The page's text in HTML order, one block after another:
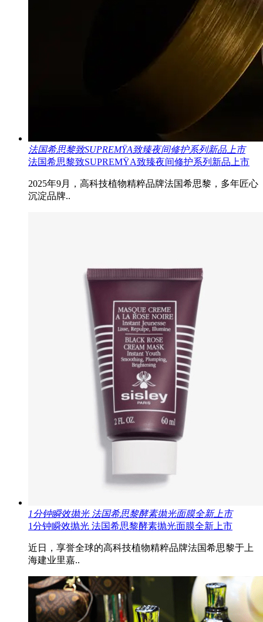
法国希思黎致SUPREMŸA致臻夜间修护系列新品上市
法国希思黎致SUPREMŸA致臻夜间修护系列新品上市
2025年9月，高科技植物精粹品牌法国希思黎，多年匠心
沉淀品牌..
1分钟瞬效抛光 法国希思黎酵素抛光面膜全新上市
1分钟瞬效抛光 法国希思黎酵素抛光面膜全新上市
近日，享誉全球的高科技植物精粹品牌法国希思黎于上
海建业里嘉..